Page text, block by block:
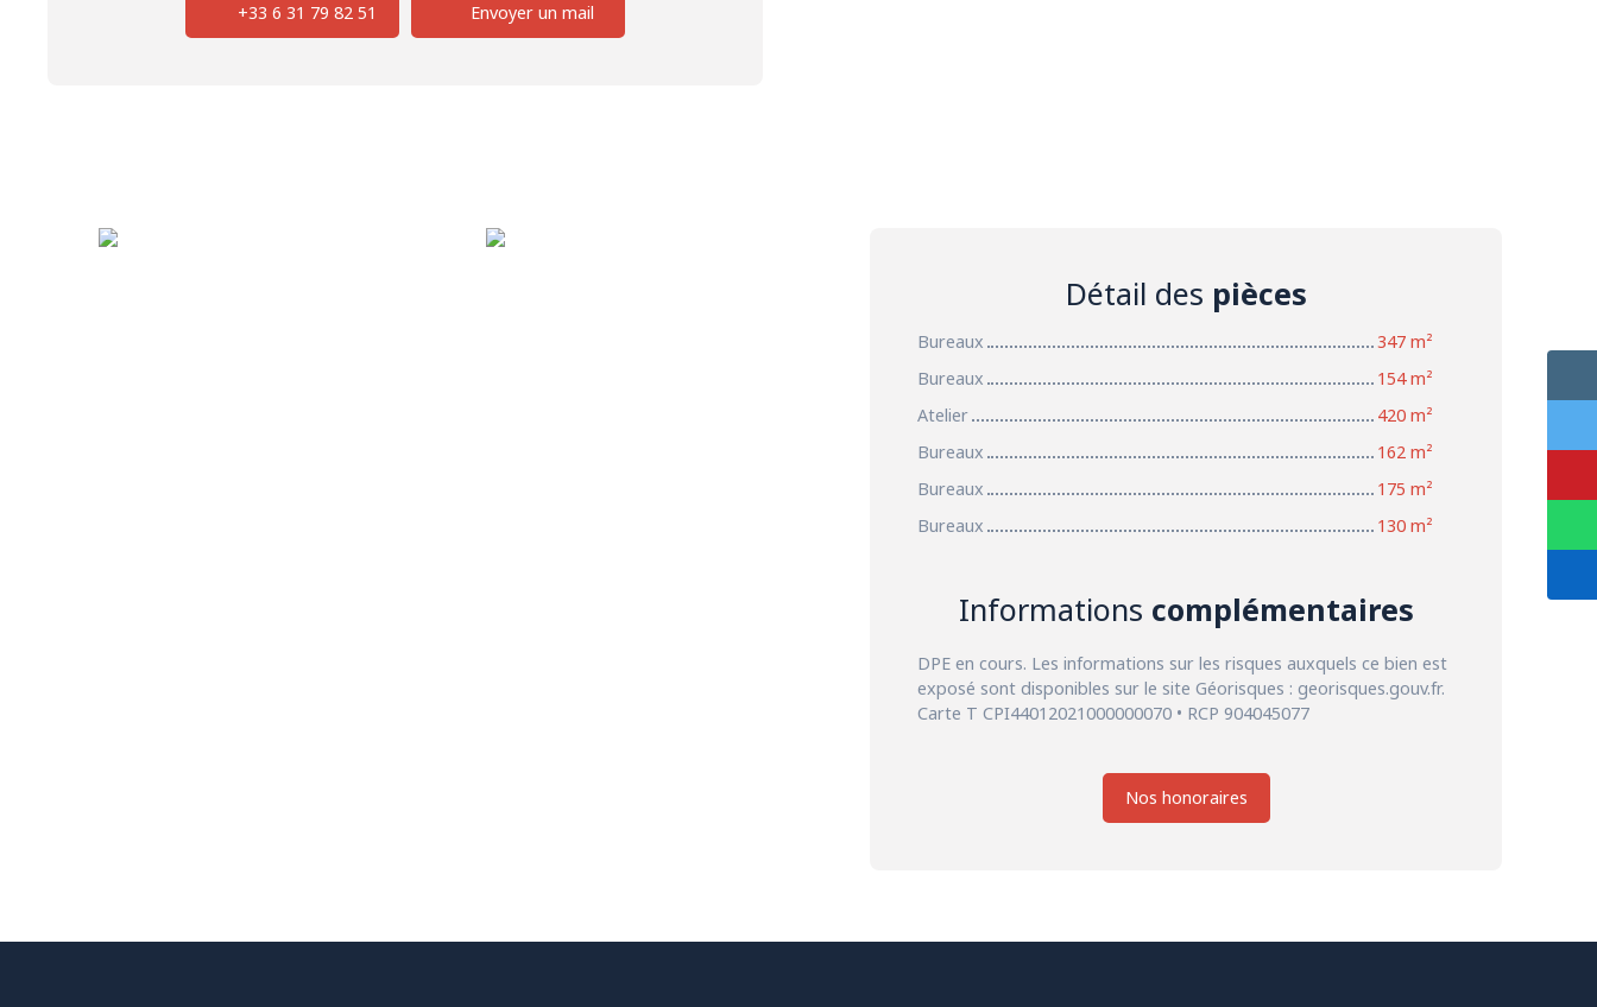
+33 6 31 79 82 51 Envoyer un mail
Détail des pièces
Bureaux
347 m²
Bureaux
154 m²
Atelier
420 m²
Bureaux
162 m²
Bureaux
175 m²
Bureaux
130 m²
Informations complémentaires
DPE en cours. Les informations sur les risques auxquels ce bien est
exposé sont disponibles sur le site Géorisques : georisques.gouv.fr.
Carte T CPI44012021000000070 • RCP 904045077
Nos honoraires